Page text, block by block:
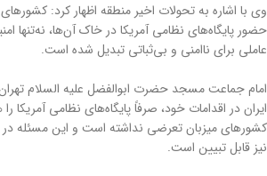
وی با اشاره به تحولات اخیر منطقه اظهار کرد:
حضور پایگاه‌های نظامی آمریکا در خاک آن‌ها، نه‌تنها
عاملی برای ناامنی و بی‌ثباتی تبدیل شده است.
امام جماعت مسجد حضرت ابوالفضل علیه السلام
ایران در اقدامات خود، صرفاً پایگاه‌های نظامی آمریکا
کشورهای میزبان تعرضی نداشته است و این مسئله در
نیز قابل تبیین است.